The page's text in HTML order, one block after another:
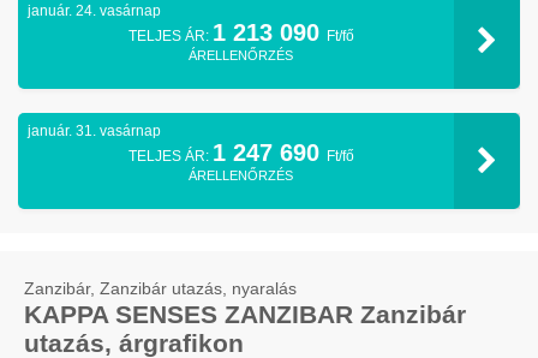
január. 24. vasárnap
TELJES ÁR: 1 213 090 Ft/fő
ÁRELLENŐRZÉS
január. 31. vasárnap
TELJES ÁR: 1 247 690 Ft/fő
ÁRELLENŐRZÉS
Zanzibár, Zanzibár utazás, nyaralás
KAPPA SENSES ZANZIBAR Zanzibár
utazás, árgrafikon